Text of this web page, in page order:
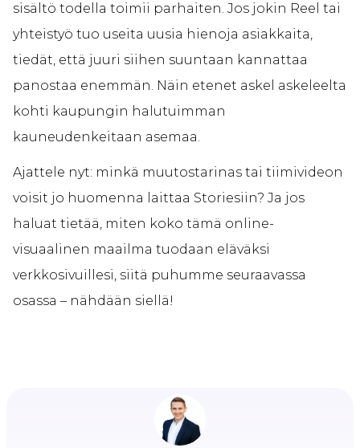
sisältö todella toimii parhaiten. Jos jokin Reel tai
yhteistyö tuo useita uusia hienoja asiakkaita,
tiedät, että juuri siihen suuntaan kannattaa
panostaa enemmän. Näin etenet askel askeleelta
kohti kaupungin halutuimman
kauneudenkeitaan asemaa.
Ajattele nyt: minkä muutostarinas tai tiimivideon
voisit jo huomenna laittaa Storiesiin? Ja jos
haluat tietää, miten koko tämä online-
visuaalinen maailma tuodaan eläväksi
verkkosivuillesi, siitä puhumme seuraavassa
osassa – nähdään siellä!